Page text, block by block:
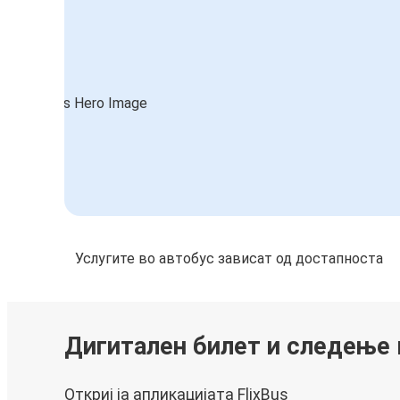
Услугите во автобус зависат од достапноста
Дигитален билет и
Откриј ја апликацијата FlixBus